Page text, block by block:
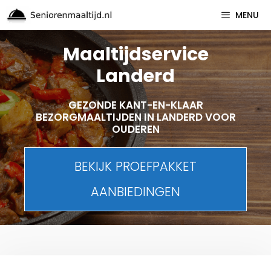
Spring
naar
inhoud
MENU
Maaltijdservice
Landerd
GEZONDE KANT-EN-KLAAR
BEZORGMAALTIJDEN IN LANDERD VOOR
OUDEREN
BEKIJK PROEFPAKKET
AANBIEDINGEN